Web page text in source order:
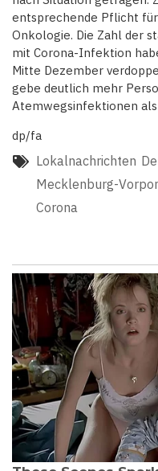
entsprechende Pflicht
Onkologie. Die Zahl der
mit Corona-Infektion
Mitte Dezember
gebe deutlich mehr
Atemwegsinfektionen als
dp/fa
Lokalnachrichten
Mecklenburg-
Corona